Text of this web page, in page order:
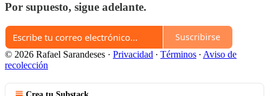
Por supuesto, sigue adelante.
Suscribirse
© 2026 Rafael Sarandeses · Privacidad ∙ Términos ∙ Aviso de
recolección